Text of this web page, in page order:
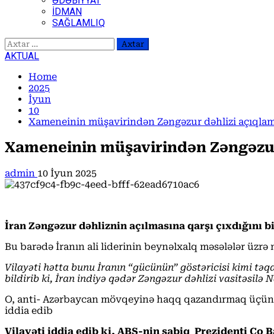
İDMAN
SAĞLAMLIQ
Axtarış:
AKTUAL
Home
2025
İyun
10
Xameneinin müşavirindən Zəngəzur dəhlizi
Xameneinin müşavirindən
admin 10 İyun 2025
İran Zəngəzur dəhliznin açılmasına qarşı çıxdığını
Bu barədə İranın ali liderinin beynəlxalq məsələlər
Vilayəti hətta bunu İranın “gücünün” göstəricisi kimi
bildirib ki, İran indiyə qədərZəngəzur dəhlizi vasitəsilə
O, anti- Azərbaycan mövqeyinə haqq qazandırmaq
iddia edib
Vilayəti iddia edib ki, ABŞ-nin sabiq Prezidenti Co